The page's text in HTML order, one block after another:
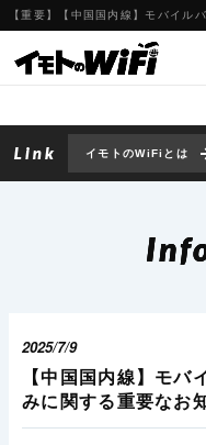
イモトのWiFiとは
2025/7/9
【中国国内線】モバ
みに関する重要なお